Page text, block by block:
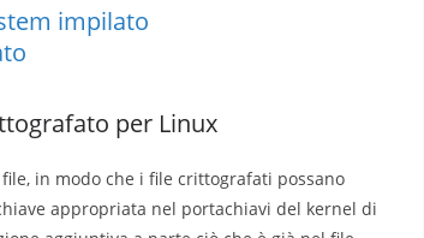
per Linux
in modo che i file crittografati possano
appropriata nel portachiavi del kernel di